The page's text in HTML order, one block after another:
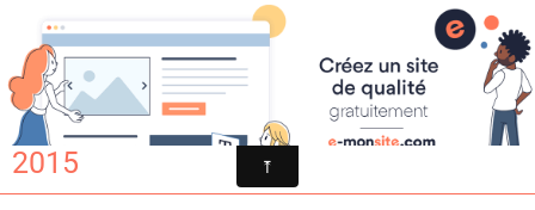
Croqu'livre
Blue watch / John Harvey. - Syros,
2015